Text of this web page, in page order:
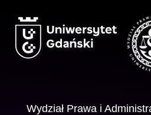
Wydział Prawa i